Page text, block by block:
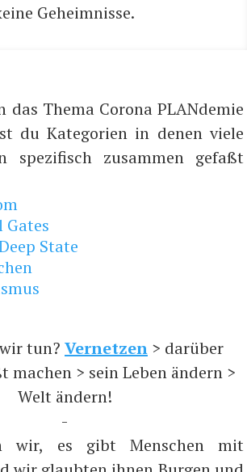
Geheimnisse.
das Thema Corona PLANdemie
du Kategorien in denen viele
spezifisch zusammen gefaßt
State
tun? Vernetzen > darüber
machen > sein Leben ändern >
Welt ändern!
-
wir, es gibt Menschen mit